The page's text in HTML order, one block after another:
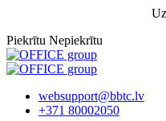
Piekrītu Nepiekrītu
websupport@bbtc.lv
+371 80002050